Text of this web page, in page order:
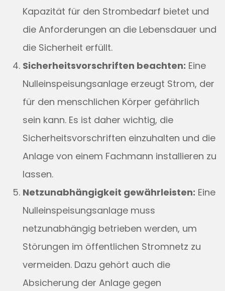
Kapazität für den Strombedarf bietet und
die Anforderungen an die Lebensdauer und
die Sicherheit erfüllt.
Sicherheitsvorschriften beachten: Eine
Nulleinspeisungsanlage erzeugt Strom, der
für den menschlichen Körper gefährlich
sein kann. Es ist daher wichtig, die
Sicherheitsvorschriften einzuhalten und die
Anlage von einem Fachmann installieren zu
lassen.
Netzunabhängigkeit gewährleisten: Eine
Nulleinspeisungsanlage muss
netzunabhängig betrieben werden, um
Störungen im öffentlichen Stromnetz zu
vermeiden. Dazu gehört auch die
Absicherung der Anlage gegen